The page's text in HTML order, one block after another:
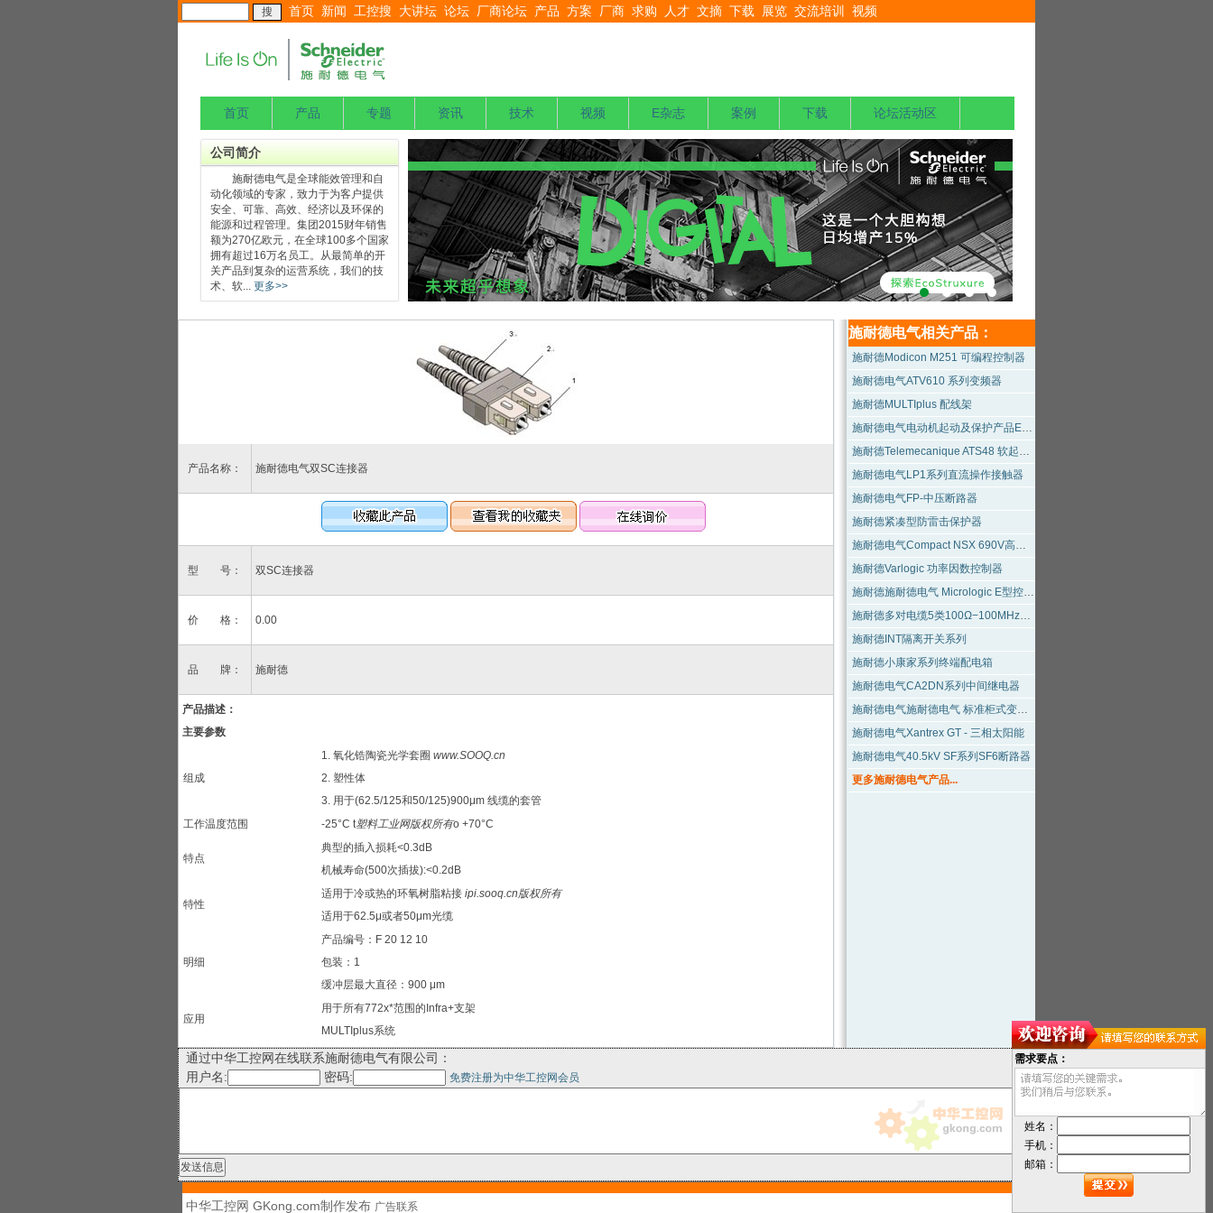
首页 新闻 工控搜 大讲坛 论坛 厂商论坛 产品 方案 厂商 求购 人才 文摘 下载 展览 交流培训 视频
首页 产品 专题 资讯 技术 视频 E杂志 案例 下载 论坛活动区
公司简介
施耐德电气是全球能效管理和自
动化领域的专家，致力于为客户提供
安全、可靠、高效、经济以及环保的
能源和过程管理。集团2015财年销售
额为270亿欧元，在全球100多个国家
拥有超过16万名员工。从最简单的开
关产品到复杂的运营系统，我们的技
术、软... 更多>>
产品名称： 施耐德电气双SC连接器
型 号： 双SC连接器
价 格： 0.00
品 牌： 施耐德
产品描述：
主要参数
组成
1. 氧化锆陶瓷光学套圈 www.SOOQ.cn
2. 塑性体
3. 用于(62.5/125和50/125)900μm 线缆的套管
工作温度范围
-25°C t塑料工业网版权所有o +70°C
特点
典型的插入损耗<0.3dB
机械寿命(500次插拔):<0.2dB
特性
适用于冷或热的环氧树脂粘接 ipi.sooq.cn版权所有
适用于62.5μ或者50μm光缆
明细
产品编号：F 20 12 10
包装：1
缓冲层最大直径：900 μm
应用
用于所有772x*范围的Infra+支架
MULTIplus系统
施耐德电气相关产品：
施耐德Modicon M251 可编程控制器
施耐德电气ATV610 系列变频器
施耐德MULTIplus 配线架
施耐德电气电动机起动及保护产品EasyPact TV
施耐德Telemecanique ATS48 软起动器
施耐德电气LP1系列直流操作接触器
施耐德电气FP-中压断路器
施耐德紧凑型防雷击保护器
施耐德电气Compact NSX 690V高分断塑壳断路器
施耐德Varlogic 功率因数控制器
施耐德施耐德电气 Micrologic E型控制单元
施耐德多对电缆5类100Ω−100MHz屏蔽双绞线
施耐德INT隔离开关系列
施耐德小康家系列终端配电箱
施耐德电气CA2DN系列中间继电器
施耐德电气施耐德电气 标准柜式变频器ATV61/71 PLUS系列
施耐德电气Xantrex GT - 三相太阳能
施耐德电气40.5kV SF系列SF6断路器
更多施耐德电气产品...
通过中华工控网在线联系施耐德电气有限公司：
用户名:
密码: 免费注册为中华工控网会员
中华工控网 GKong.com制作发布 广告联系